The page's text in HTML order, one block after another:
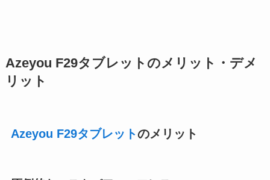
Azeyou F29タブレットのメリット・デメ
リット
Azeyou F29タブレットのメリット